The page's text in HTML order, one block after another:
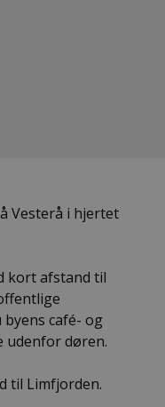
Vesterå i hjertet
kort afstand til
café- og
udenfor døren.
til Limfjorden.